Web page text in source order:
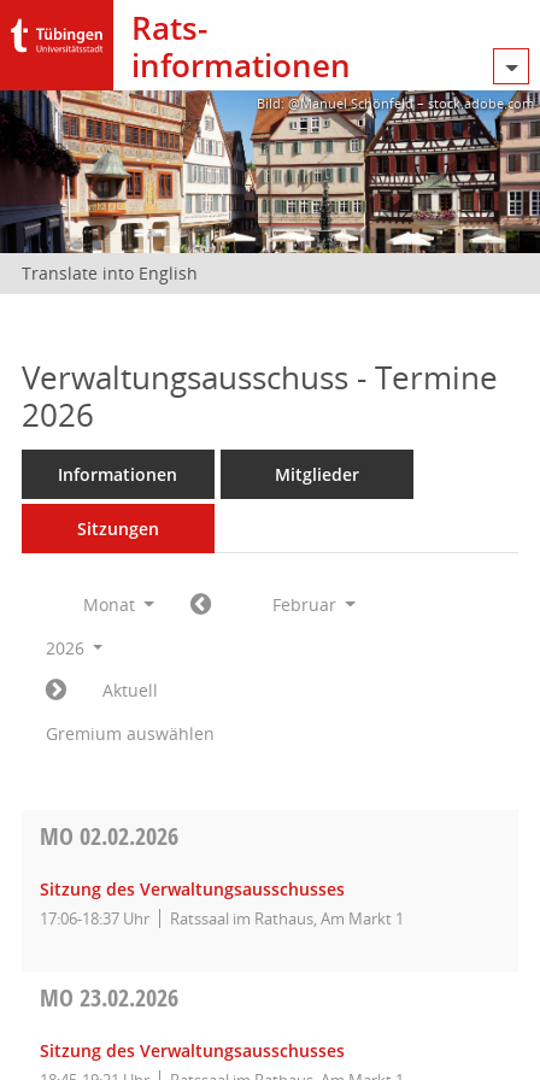
Rats­
informationen
Bild: @Manuel Schönfeld – stock.adobe.com
Translate into English
Verwaltungsausschuss - Termine
2026
Informationen Mitglieder
Sitzungen
Monat
Februar
2026
Aktuell
Gremium auswählen
MO 02.02.2026
Sitzung des Verwaltungsausschusses
17:06-18:37 Uhr Ratssaal im Rathaus, Am Markt 1
MO 23.02.2026
Sitzung des Verwaltungsausschusses